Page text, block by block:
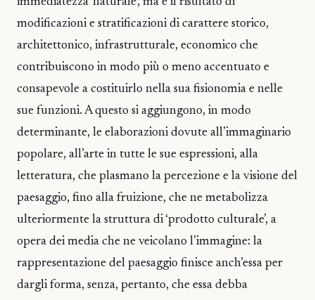
modificazioni e stratificazioni di carattere storico,
architettonico, infrastrutturale, economico che
contribuiscono in modo più o meno accentuato e
consapevole a costituirlo nella sua fisionomia e nelle
sue funzioni. A questo si aggiungono, in modo
determinante, le elaborazioni dovute all’immaginario
popolare, all’arte in tutte le sue espressioni, alla
letteratura, che plasmano la percezione e la visione del
paesaggio, fino alla fruizione, che ne metabolizza
ulteriormente la struttura di ‘prodotto culturale’, a
opera dei media che ne veicolano l’immagine: la
rappresentazione del paesaggio finisce anch’essa per
dargli forma, senza, pertanto, che essa debba